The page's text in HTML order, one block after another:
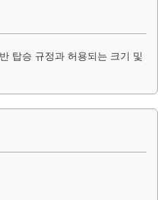
탑승 규정과 허용되는 크기 및